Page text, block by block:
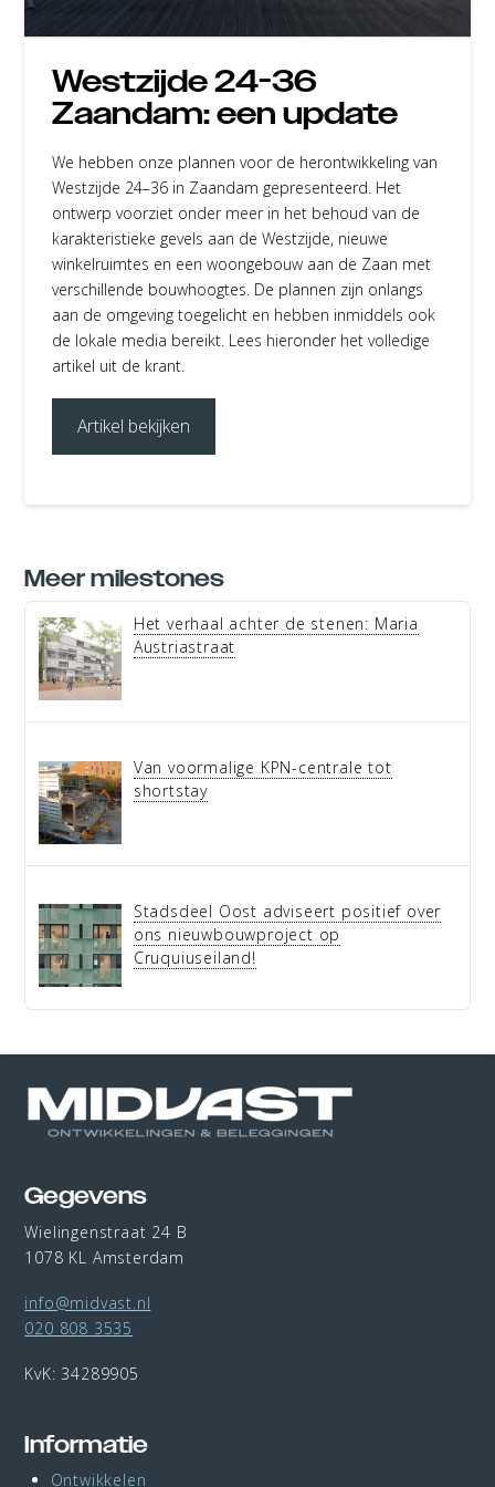
Westzijde 24-36
Zaandam: een update
We hebben onze plannen voor de herontwikkeling van
Westzijde 24–36 in Zaandam gepresenteerd. Het
ontwerp voorziet onder meer in het behoud van de
karakteristieke gevels aan de Westzijde, nieuwe
winkelruimtes en een woongebouw aan de Zaan met
verschillende bouwhoogtes. De plannen zijn onlangs
aan de omgeving toegelicht en hebben inmiddels ook
de lokale media bereikt. Lees hieronder het volledige
artikel uit de krant.
Artikel bekijken
Meer milestones
Het verhaal achter de stenen: Maria
Austriastraat
Van voormalige KPN-centrale tot
shortstay
Stadsdeel Oost adviseert positief over
ons nieuwbouwproject op
Cruquiuseiland!
Gegevens
Wielingenstraat 24 B
1078 KL Amsterdam
info@midvast.nl
020 808 3535
KvK: 34289905
Informatie
Ontwikkelen